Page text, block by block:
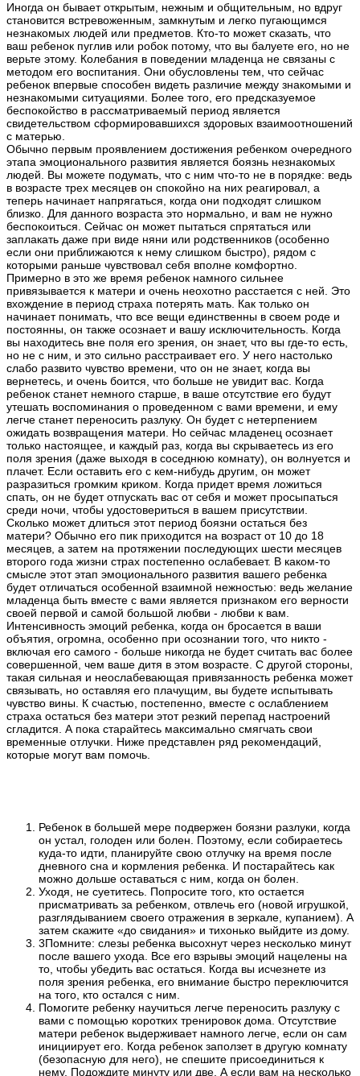
Иногда он бывает открытым, нежным и общительным, но вдруг
становится встревоженным, замкнутым и легко пугающимся
незнакомых людей или предметов. Кто-то может сказать, что
ваш ребенок пуглив или робок потому, что вы балуете его, но не
верьте этому. Колебания в поведении младенца не связаны с
методом его воспитания. Они обусловлены тем, что сейчас
ребенок впервые способен видеть различие между знакомыми и
незнакомыми ситуациями. Более того, его предсказуемое
беспокойство в рассматриваемый период является
свидетельством сформировавшихся здоровых взаимоотношений
с матерью.
Обычно первым проявлением достижения ребенком очередного
этапа эмоционального развития является боязнь незнакомых
людей. Вы можете подумать, что с ним что-то не в порядке: ведь
в возрасте трех месяцев он спокойно на них реагировал, а
теперь начинает напрягаться, когда они подходят слишком
близко. Для данного возраста это нормально, и вам не нужно
беспокоиться. Сейчас он может пытаться спрятаться или
заплакать даже при виде няни или родственников (особенно
если они приближаются к нему слишком быстро), рядом с
которыми раньше чувствовал себя вполне комфортно.
Примерно в это же время ребенок намного сильнее
привязывается к матери и очень неохотно расстается с ней. Это
вхождение в период страха потерять мать. Как только он
начинает понимать, что все вещи единственны в своем роде и
постоянны, он также осознает и вашу исключительность. Когда
вы находитесь вне поля его зрения, он знает, что вы где-то есть,
но не с ним, и это сильно расстраивает его. У него настолько
слабо развито чувство времени, что он не знает, когда вы
вернетесь, и очень боится, что больше не увидит вас. Когда
ребенок станет немного старше, в ваше отсутствие его будут
утешать воспоминания о проведенном с вами времени, и ему
легче станет переносить разлуку. Он будет с нетерпением
ожидать возвращения матери. Но сейчас младенец осознает
только настоящее, и каждый раз, когда вы скрываетесь из его
поля зрения (даже выходя в соседнюю комнату), он волнуется и
плачет. Если оставить его с кем-нибудь другим, он может
разразиться громким криком. Когда придет время ложиться
спать, он не будет отпускать вас от себя и может просыпаться
среди ночи, чтобы удостовериться в вашем присутствии.
Сколько может длиться этот период боязни остаться без
матери? Обычно его пик приходится на возраст от 10 до 18
месяцев, а затем на протяжении последующих шести месяцев
второго года жизни страх постепенно ослабевает. В каком-то
смысле этот этап эмоционального развития вашего ребенка
будет отличаться особенной взаимной нежностью: ведь желание
младенца быть вместе с вами является признаком его верности
своей первой и самой большой любви - любви к вам.
Интенсивность эмоций ребенка, когда он бросается в ваши
объятия, огромна, особенно при осознании того, что никто -
включая его самого - больше никогда не будет считать вас более
совершенной, чем ваше дитя в этом возрасте. С другой стороны,
такая сильная и неослабевающая привязанность ребенка может
связывать, но оставляя его плачущим, вы будете испытывать
чувство вины. К счастью, постепенно, вместе с ослаблением
страха остаться без матери этот резкий перепад настроений
сгладится. А пока старайтесь максимально смягчать свои
временные отлучки. Ниже представлен ряд рекомендаций,
которые могут вам помочь.
Ребенок в большей мере подвержен боязни разлуки, когда
он устал, голоден или болен. Поэтому, если собираетесь
куда-то идти, планируйте свою отлучку на время после
дневного сна и кормления ребенка. И постарайтесь как
можно дольше оставаться с ним, когда он болен.
Уходя, не суетитесь. Попросите того, кто остается
присматривать за ребенком, отвлечь его (новой игрушкой,
разглядыванием своего отражения в зеркале, купанием). А
затем скажите «до свидания» и тихонько выйдите из дому.
3Помните: слезы ребенка высохнут через несколько минут
после вашего ухода. Все его взрывы эмоций нацелены на
то, чтобы убедить вас остаться. Когда вы исчезнете из
поля зрения ребенка, его внимание быстро переключится
на того, кто остался с ним.
Помогите ребенку научиться легче переносить разлуку с
вами с помощью коротких тренировок дома. Отсутствие
матери ребенок выдерживает намного легче, если он сам
инициирует его. Когда ребенок заползет в другую комнату
(безопасную для него), не спешите присоединиться к
нему. Подождите минуту или две. А если вам на несколько